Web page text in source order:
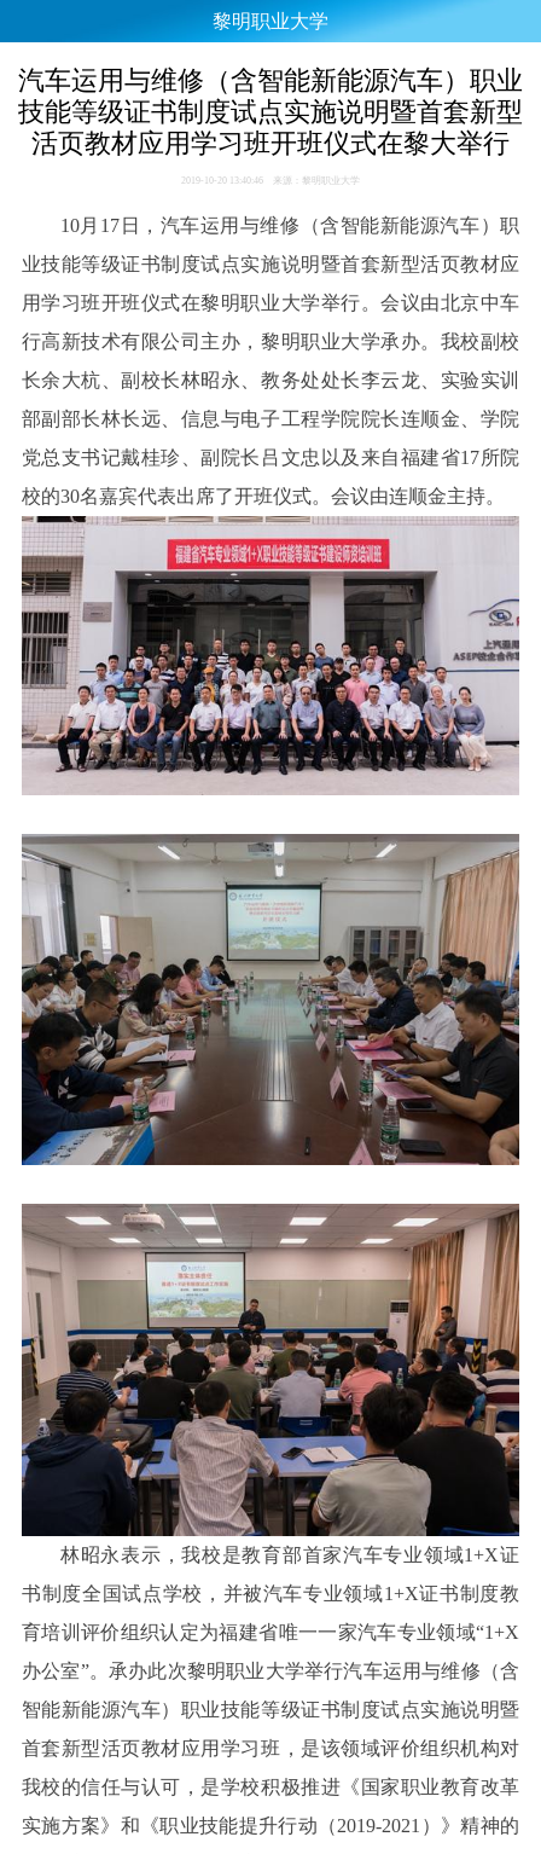
黎明职业大学
汽车运用与维修（含智能新能源汽车）职业
技能等级证书制度试点实施说明暨首套新型
活页教材应用学习班开班仪式在黎大举行
2019-10-20 13:40:46 来源：黎明职业大学
10月17日，汽车运用与维修（含智能新能源汽车）职
业技能等级证书制度试点实施说明暨首套新型活页教材应
用学习班开班仪式在黎明职业大学举行。会议由北京中车
行高新技术有限公司主办，黎明职业大学承办。我校副校
长余大杭、副校长林昭永、教务处处长李云龙、实验实训
部副部长林长远、信息与电子工程学院院长连顺金、学院
党总支书记戴桂珍、副院长吕文忠以及来自福建省17所院
校的30名嘉宾代表出席了开班仪式。会议由连顺金主持。
林昭永表示，我校是教育部首家汽车专业领域1+X证
书制度全国试点学校，并被汽车专业领域1+X证书制度教
育培训评价组织认定为福建省唯一一家汽车专业领域“1+X
办公室”。承办此次黎明职业大学举行汽车运用与维修（含
智能新能源汽车）职业技能等级证书制度试点实施说明暨
首套新型活页教材应用学习班，是该领域评价组织机构对
我校的信任与认可，是学校积极推进《国家职业教育改革
实施方案》和《职业技能提升行动（2019-2021）》精神的